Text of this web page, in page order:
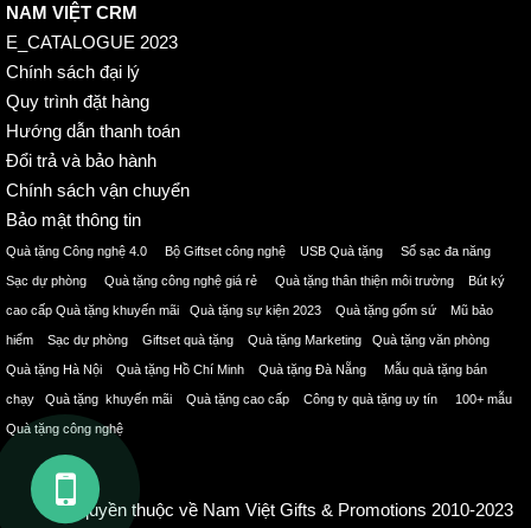
NAM VIỆT CRM
E_CATALOGUE 2023
Chính sách đại lý
Quy trình đặt hàng
Hướng dẫn thanh toán
Đổi trả và bảo hành
Chính sách vận chuyển
Bảo mật thông tin
Quà tặng Công nghệ 4.0 Bộ Giftset công nghệ USB Quà tặng Sổ sạc đa năng
Sạc dự phòng Quà tặng công nghệ giá rẻ Quà tặng thân thiện môi trường Bút ký
cao cấp Quà tặng khuyến mãi Quà tặng sự kiện 2023 Quà tặng gốm sứ Mũ bảo
hiểm Sạc dự phòng Giftset quà tặng Quà tặng Marketing Quà tặng văn phòng
Quà tặng Hà Nội Quà tặng Hồ Chí Minh Quà tặng Đà Nẵng Mẫu quà tặng bán
chạy Quà tặng khuyến mãi Quà tặng cao cấp Công ty quà tặng uy tín 100+ mẫu
Quà tặng công nghệ
Bản quyền thuộc về Nam Việt Gifts & Promotions 2010-2023
GỌI